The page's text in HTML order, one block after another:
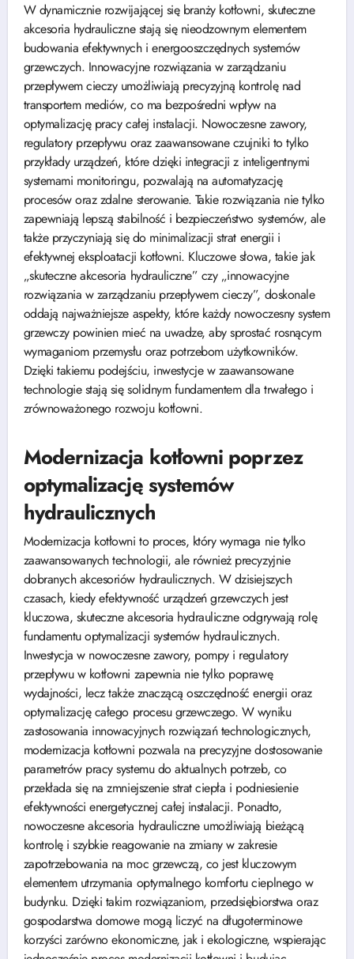
W dynamicznie rozwijającej się branży kotłowni, skuteczne
akcesoria hydrauliczne stają się nieodzownym elementem
budowania efektywnych i energooszczędnych systemów
grzewczych. Innowacyjne rozwiązania w zarządzaniu
przepływem cieczy umożliwiają precyzyjną kontrolę nad
transportem mediów, co ma bezpośredni wpływ na
optymalizację pracy całej instalacji. Nowoczesne zawory,
regulatory przepływu oraz zaawansowane czujniki to tylko
przykłady urządzeń, które dzięki integracji z inteligentnymi
systemami monitoringu, pozwalają na automatyzację
procesów oraz zdalne sterowanie. Takie rozwiązania nie tylko
zapewniają lepszą stabilność i bezpieczeństwo systemów, ale
także przyczyniają się do minimalizacji strat energii i
efektywnej eksploatacji kotłowni. Kluczowe słowa, takie jak
„skuteczne akcesoria hydrauliczne” czy „innowacyjne
rozwiązania w zarządzaniu przepływem cieczy”, doskonale
oddają najważniejsze aspekty, które każdy nowoczesny system
grzewczy powinien mieć na uwadze, aby sprostać rosnącym
wymaganiom przemysłu oraz potrzebom użytkowników.
Dzięki takiemu podejściu, inwestycje w zaawansowane
technologie stają się solidnym fundamentem dla trwałego i
zrównoważonego rozwoju kotłowni.
Modernizacja kotłowni poprzez
optymalizację systemów
hydraulicznych
Modernizacja kotłowni to proces, który wymaga nie tylko
zaawansowanych technologii, ale również precyzyjnie
dobranych akcesoriów hydraulicznych. W dzisiejszych
czasach, kiedy efektywność urządzeń grzewczych jest
kluczowa, skuteczne akcesoria hydrauliczne odgrywają rolę
fundamentu optymalizacji systemów hydraulicznych.
Inwestycja w nowoczesne zawory, pompy i regulatory
przepływu w kotłowni zapewnia nie tylko poprawę
wydajności, lecz także znaczącą oszczędność energii oraz
optymalizację całego procesu grzewczego. W wyniku
zastosowania innowacyjnych rozwiązań technologicznych,
modernizacja kotłowni pozwala na precyzyjne dostosowanie
parametrów pracy systemu do aktualnych potrzeb, co
przekłada się na zmniejszenie strat ciepła i podniesienie
efektywności energetycznej całej instalacji. Ponadto,
nowoczesne akcesoria hydrauliczne umożliwiają bieżącą
kontrolę i szybkie reagowanie na zmiany w zakresie
zapotrzebowania na moc grzewczą, co jest kluczowym
elementem utrzymania optymalnego komfortu cieplnego w
budynku. Dzięki takim rozwiązaniom, przedsiębiorstwa oraz
gospodarstwa domowe mogą liczyć na długoterminowe
korzyści zarówno ekonomiczne, jak i ekologiczne, wspierając